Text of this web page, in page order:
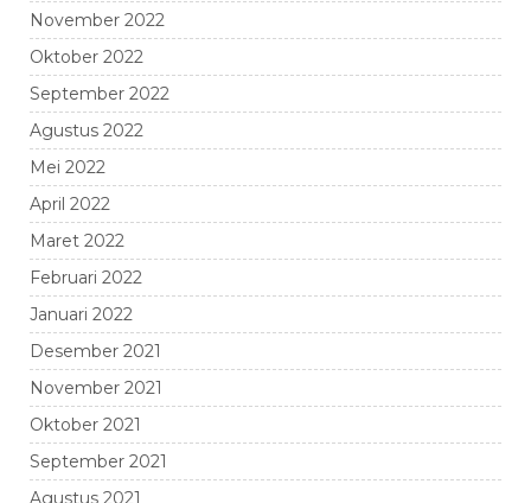
November 2022
Oktober 2022
September 2022
Agustus 2022
Mei 2022
April 2022
Maret 2022
Februari 2022
Januari 2022
Desember 2021
November 2021
Oktober 2021
September 2021
Agustus 2021